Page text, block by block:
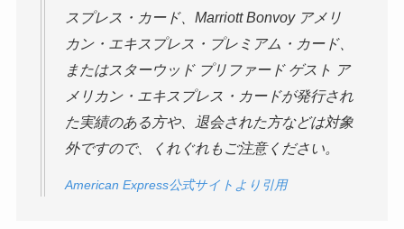
スプレス・カード、Marriott Bonvoy アメリ
カン・エキスプレス・プレミアム・カード、
またはスターウッド プリファード ゲスト ア
メリカン・エキスプレス・カードが発行され
た実績のある方や、退会された方などは対象
外ですので、くれぐれもご注意ください。
American Express公式サイトより引用